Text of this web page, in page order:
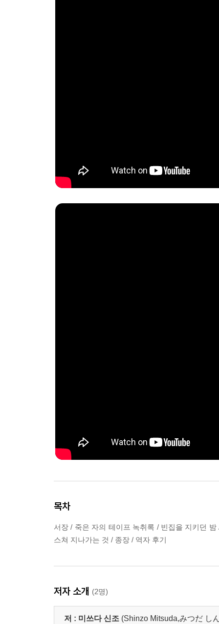
목차
서장 / 죽은 자의 테이프 녹취록 / 빈집을 지키던
스쳐 지나가는 것 / 종장 / 역자 후기
저자 소개 (2명)
저 : 미쓰다 신조 (Shinzo Mitsuda,みつだ し